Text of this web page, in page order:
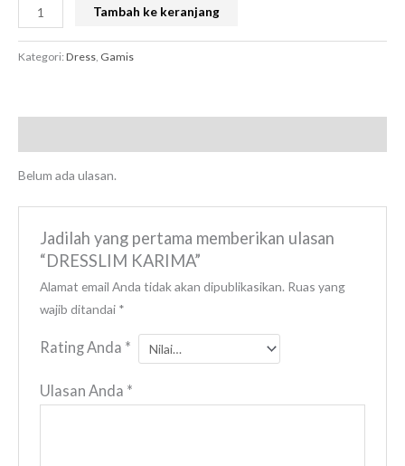
Tambah ke keranjang
Kategori:Dress, Gamis
Belum ada ulasan.
Jadilah yang pertama memberikan ulasan
“DRESSLIM KARIMA”
Alamat email Anda tidak akan dipublikasikan. Ruas yang
wajib ditandai *
Rating Anda *
Ulasan Anda *